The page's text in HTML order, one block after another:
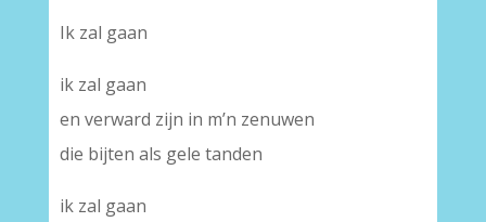
Ik zal gaan
ik zal gaan
en verward zijn in m’n zenuwen
die bijten als gele tanden
ik zal gaan